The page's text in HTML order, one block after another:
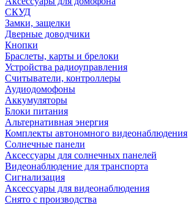
СКУД
Замки, защелки
Дверные доводчики
Кнопки
Браслеты, карты и брелоки
Устройства радиоуправления
Считыватели, контроллеры
Аудиодомофоны
Аккумуляторы
Блоки питания
Альтернативная энергия
Комплекты автономного видеонаблюдения
Солнечные панели
Аксессуары для солнечных панелей
Видеонаблюдение для транспорта
Сигнализация
Аксессуары для видеонаблюдения
Снято с производства